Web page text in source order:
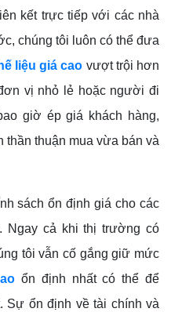
kết trực tiếp với các nhà
chúng tôi luôn có thể đưa
liệu giá cao vượt trội hơn
vị nhỏ lẻ hoặc người đi
giờ ép giá khách hàng,
thần thuận mua vừa bán và
sách ổn định giá cho các
Ngay cả khi thị trường có
tôi vẫn cố gắng giữ mức
ổn định nhất có thể để
Sự ổn định về tài chính và